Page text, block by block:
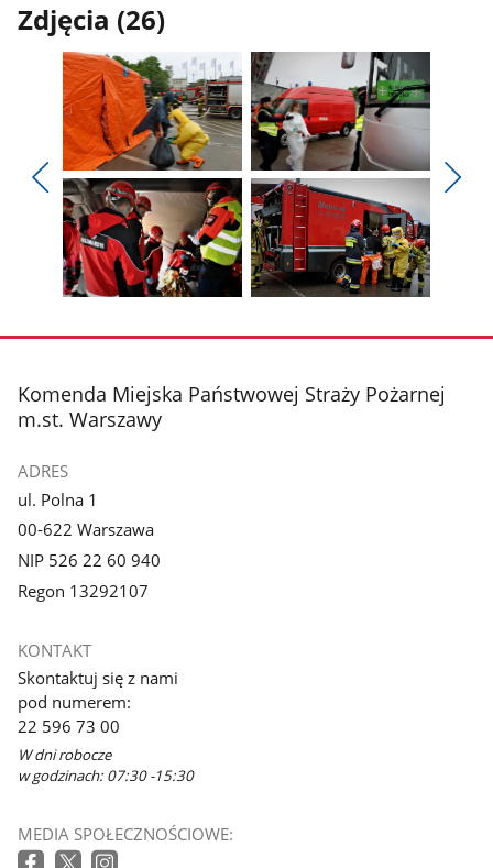
Zdjęcia (26)
Pokaż
poprzednie
zdjęcia
Pokaż
zdjęcie
1
z
galerii.
Pokaż
zdjęcie
2
z
galerii.
zdjęcie
galerii.
zdjęcie
galerii.
stopka
Komenda Miejska Państwowej Straży Pożarnej
m.st. Warszawy
ADRES
ul. Polna 1
00-622 Warszawa
NIP 526 22 60 940
Regon 13292107
KONTAKT
Skontaktuj się z nami
pod numerem:
22 596 73 00
W dni robocze
w godzinach: 07:30 -15:30
MEDIA SPOŁECZNOŚCIOWE: